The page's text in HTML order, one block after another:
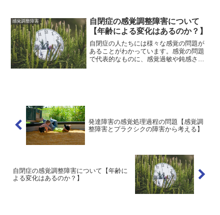
したり、働きかけるなど行動を制御して
います。それでは、様々な...
感覚調整障害
自閉症の感覚調整障害について
【年齢による変化はあるのか？】
自閉症の人たちには様々な感覚の問題が
あることがわかっています。感覚の問題
で代表的なものに、感覚過敏や鈍感さと
発達障害の感覚処理過程の問題【感覚調
整障害とプラクシクの障害から考える】
自閉症の感覚調整障害について【年齢に
よる変化はあるのか？】